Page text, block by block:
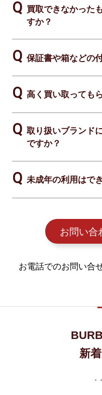
買取できなかった
すか？
保証書や箱などの
高く買い取っても
取り扱いブランド
ですか？
未成年の利用はで
お問い合
お電話でのお問い合
新